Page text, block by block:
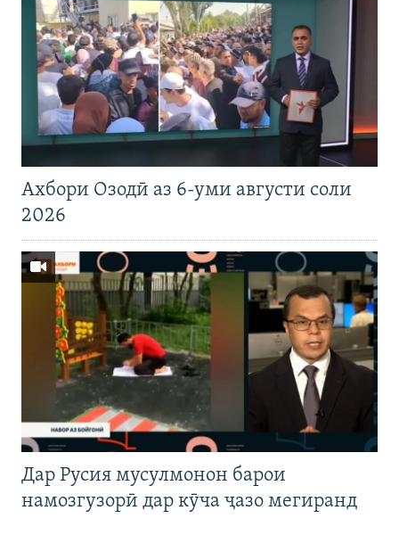
Ахбори Озодӣ аз 6-уми августи соли
2026
Дар Русия мусулмонон барои
намозгузорӣ дар кӯча ҷазо мегиранд